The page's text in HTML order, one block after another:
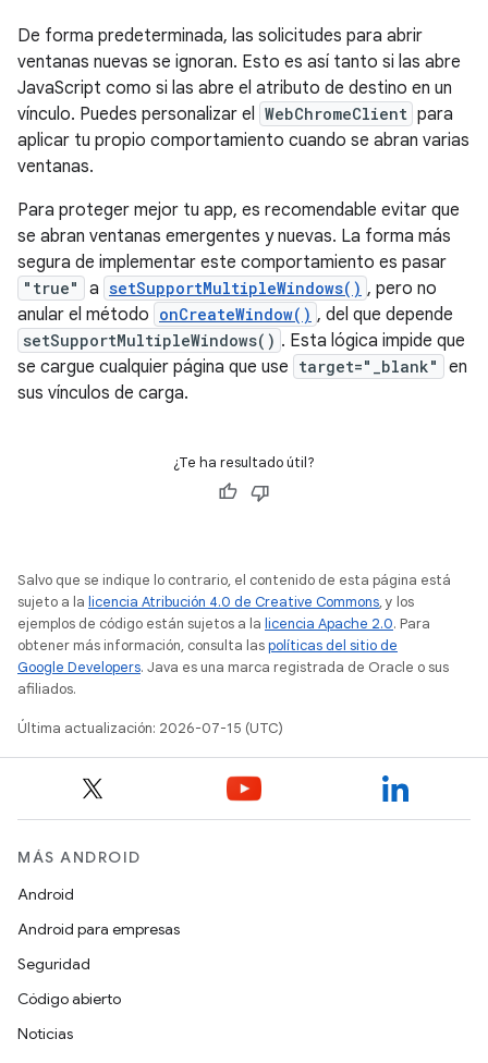
De forma predeterminada, las solicitudes para abrir
ventanas nuevas se ignoran. Esto es así tanto si las abre
JavaScript como si las abre el atributo de destino en un
vínculo. Puedes personalizar el WebChromeClient para
aplicar tu propio comportamiento cuando se abran varias
ventanas.
Para proteger mejor tu app, es recomendable evitar que
se abran ventanas emergentes y nuevas. La forma más
segura de implementar este comportamiento es pasar
"true" a setSupportMultipleWindows() , pero no
anular el método onCreateWindow() , del que depende
setSupportMultipleWindows() . Esta lógica impide que
se cargue cualquier página que use target="_blank"
en
sus vínculos de carga.
¿Te ha resultado útil?
Salvo que se indique lo contrario, el contenido de esta página está
sujeto a la licencia Atribución 4.0 de Creative Commons, y los
ejemplos de código están sujetos a la licencia Apache 2.0. Para
obtener más información, consulta laspolíticas del sitio de
Google Developers. Java es una marca registrada de Oracle o sus
afiliados.
Última actualización: 2026-07-15 (UTC)
MÁS ANDROID
Android
Android para empresas
Seguridad
Código abierto
Noticias